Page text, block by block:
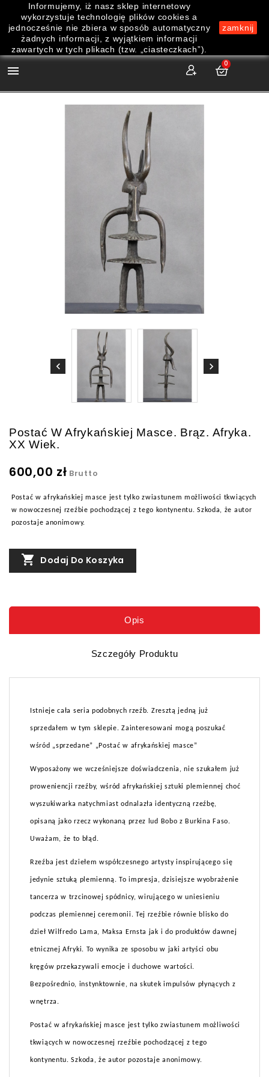

0
Postać W Afrykańskiej Masce. Brąz. Afryka.
XX Wiek.
600,00 zł Brutto
Postać w afrykańskiej masce jest tylko zwiastunem możliwości tkwiących
w nowoczesnej rzeźbie pochodzącej z tego kontynentu. Szkoda, że autor
pozostaje anonimowy.
 Dodaj Do Koszyka
Opis
Szczegóły Produktu
Istnieje cała seria podobnych rzeźb. Zresztą jedną już
sprzedałem w tym sklepie. Zainteresowani mogą poszukać
wśród „sprzedane” „Postać w afrykańskiej masce”
Wyposażony we wcześniejsze doświadczenia, nie szukałem już
proweniencji rzeźby, wśród afrykańskiej sztuki plemiennej choć
wyszukiwarka natychmiast odnalazła identyczną rzeźbę,
opisaną jako rzecz wykonaną przez lud Bobo z Burkina Faso.
Uważam, że to błąd.
Rzeźba jest dziełem współczesnego artysty inspirującego się
jedynie sztuką plemienną. To impresja, dzisiejsze wyobrażenie
tancerza w trzcinowej spódnicy, wirującego w uniesieniu
podczas plemiennej ceremonii. Tej rzeźbie równie blisko do
dzieł Wilfredo Lama, Maksa Ernsta jak i do produktów dawnej
etnicznej Afryki. To wynika ze sposobu w jaki artyści obu
kręgów przekazywali emocje i duchowe wartości.
Bezpośrednio, instynktownie, na skutek impulsów płynących z
wnętrza.
Postać w afrykańskiej masce jest tylko zwiastunem możliwości
tkwiących w nowoczesnej rzeźbie pochodzącej z tego
kontynentu. Szkoda, że autor pozostaje anonimowy.
Informujemy, iż nasz sklep internetowy
wykorzystuje technologię plików cookies a
jednocześnie nie zbiera w sposób automatyczny
żadnych informacji, z wyjątkiem informacji
zawartych w tych plikach (tzw. „ciasteczkach”).
zamknij